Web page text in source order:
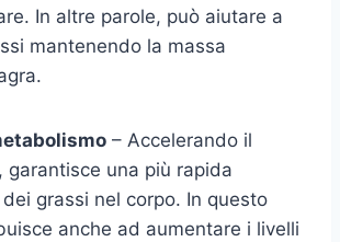
In altre parole, può aiutare a
mantenendo la massa
– Accelerando il
garantisce una più rapida
grassi nel corpo. In questo
anche ad aumentare i livelli